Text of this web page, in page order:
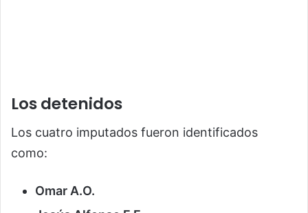
Los detenidos
Los cuatro imputados fueron identificados
como:
Omar A.O.